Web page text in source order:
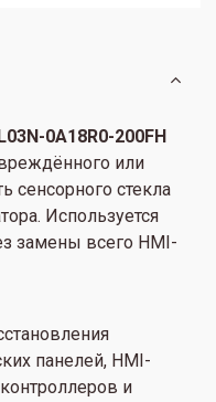
0A18R0-200FH
или
сенсорного стекла
Используется
замены всего HMI-
панелей, HMI-
и